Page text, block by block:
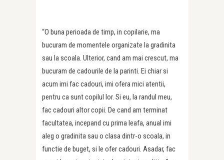
“O buna perioada de timp, in copilarie, ma
bucuram de momentele organizate la gradinita
sau la scoala. Ulterior, cand am mai crescut, ma
bucuram de cadourile de la parinti. Ei chiar si
acum imi fac cadouri, imi ofera mici atentii,
pentru ca sunt copilul lor. Si eu, la randul meu,
fac cadouri altor copii. De cand am terminat
facultatea, incepand cu prima leafa, anual imi
aleg o gradinita sau o clasa dintr-o scoala, in
functie de buget, si le ofer cadouri. Asadar, fac